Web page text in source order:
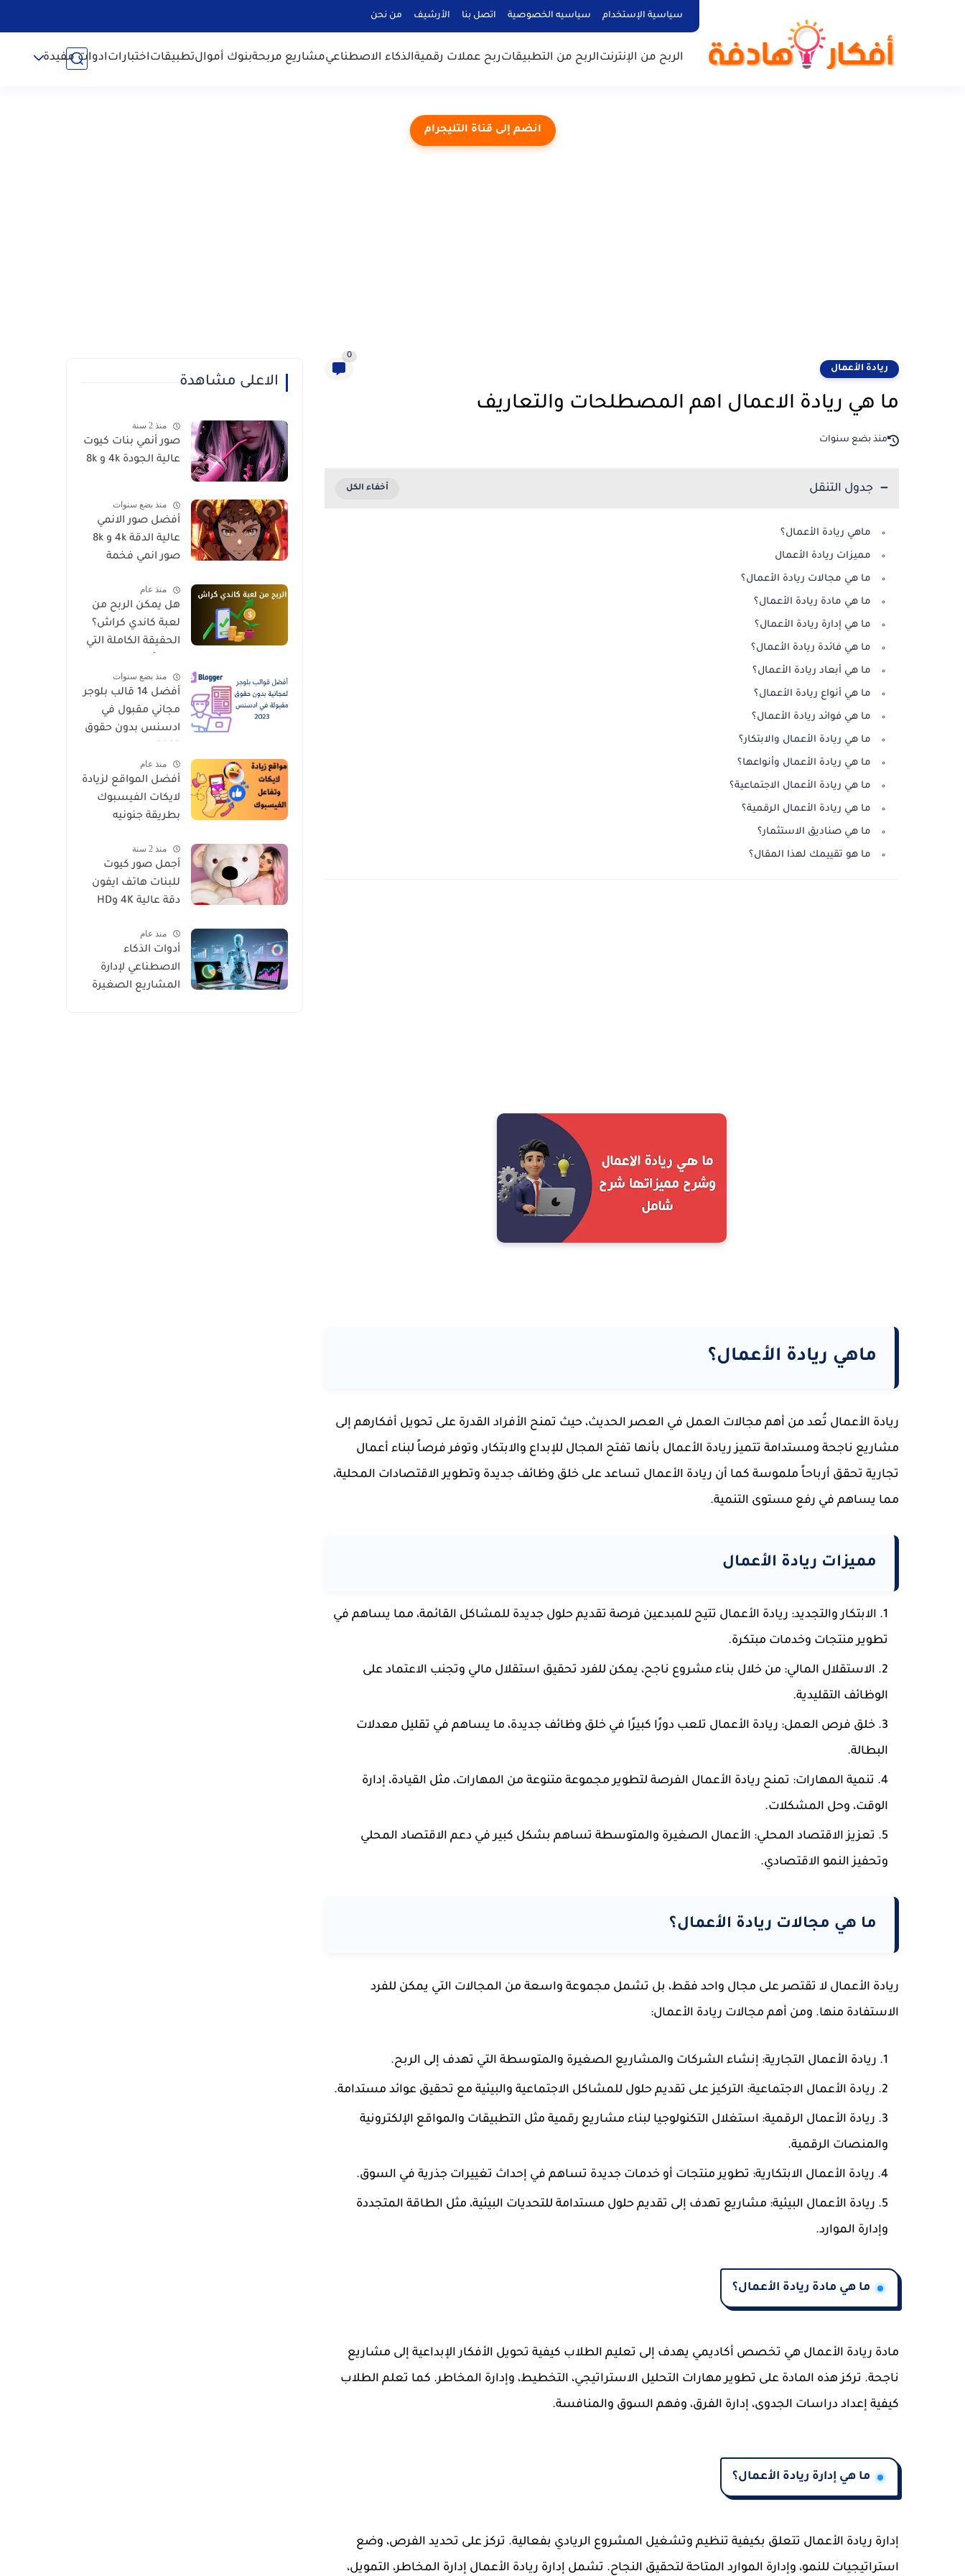
سياسية الإستخدام سياسيه الخصوصية اتصل بنا الأرشيف من نحن
الربح من الإنترنتالربح من التطبيقاتربح عملات رقميةالذكاء الاصطناعيمشاريع مربحةبنوك أموالتطبيقاتاختباراتادوات مفيدة
انضم إلى قناة التليجرام
ريادة الأعمال
0
ما هي ريادة الاعمال اهم المصطلحات والتعاريف
منذ بضع سنوات
جدول التنقل
ماهي ريادة الأعمال؟
مميزات ريادة الأعمال
ما هي مجالات ريادة الأعمال؟
ما هي مادة ريادة الأعمال؟
ما هي إدارة ريادة الأعمال؟
ما هي فائدة ريادة الأعمال؟
ما هي أبعاد ريادة الأعمال؟
ما هي أنواع ريادة الأعمال؟
ما هي فوائد ريادة الأعمال؟
ما هي ريادة الأعمال والابتكار؟
ما هي ريادة الأعمال وأنواعها؟
ما هي ريادة الأعمال الاجتماعية؟
ما هي ريادة الأعمال الرقمية؟
ما هي صناديق الاستثمار؟
ما هو تقييمك لهذا المقال؟
ماهي ريادة الأعمال؟
ريادة الأعمال تُعد من أهم مجالات العمل في العصر الحديث، حيث تمنح الأفراد القدرة على تحويل أفكارهم إلى
مشاريع ناجحة ومستدامة تتميز ريادة الأعمال بأنها تفتح المجال للإبداع والابتكار، وتوفر فرصاً لبناء أعمال
تجارية تحقق أرباحاً ملموسة كما أن ريادة الأعمال تساعد على خلق وظائف جديدة وتطوير الاقتصادات المحلية،
مما يساهم في رفع مستوى التنمية.
مميزات ريادة الأعمال
الابتكار والتجديد: ريادة الأعمال تتيح للمبدعين فرصة تقديم حلول جديدة للمشاكل القائمة، مما يساهم في
تطوير منتجات وخدمات مبتكرة.
الاستقلال المالي: من خلال بناء مشروع ناجح، يمكن للفرد تحقيق استقلال مالي وتجنب الاعتماد على
الوظائف التقليدية.
خلق فرص العمل: ريادة الأعمال تلعب دورًا كبيرًا في خلق وظائف جديدة، ما يساهم في تقليل معدلات
البطالة.
تنمية المهارات: تمنح ريادة الأعمال الفرصة لتطوير مجموعة متنوعة من المهارات، مثل القيادة، إدارة
الوقت، وحل المشكلات.
تعزيز الاقتصاد المحلي: الأعمال الصغيرة والمتوسطة تساهم بشكل كبير في دعم الاقتصاد المحلي
وتحفيز النمو الاقتصادي.
ما هي مجالات ريادة الأعمال؟
ريادة الأعمال لا تقتصر على مجال واحد فقط، بل تشمل مجموعة واسعة من المجالات التي يمكن للفرد
الاستفادة منها. ومن أهم مجالات ريادة الأعمال:
ريادة الأعمال التجارية: إنشاء الشركات والمشاريع الصغيرة والمتوسطة التي تهدف إلى الربح.
ريادة الأعمال الاجتماعية: التركيز على تقديم حلول للمشاكل الاجتماعية والبيئية مع تحقيق عوائد مستدامة.
ريادة الأعمال الرقمية: استغلال التكنولوجيا لبناء مشاريع رقمية مثل التطبيقات والمواقع الإلكترونية
والمنصات الرقمية.
ريادة الأعمال الابتكارية: تطوير منتجات أو خدمات جديدة تساهم في إحداث تغييرات جذرية في السوق.
ريادة الأعمال البيئية: مشاريع تهدف إلى تقديم حلول مستدامة للتحديات البيئية، مثل الطاقة المتجددة
وإدارة الموارد.
ما هي مادة ريادة الأعمال؟
مادة ريادة الأعمال هي تخصص أكاديمي يهدف إلى تعليم الطلاب كيفية تحويل الأفكار الإبداعية إلى مشاريع
ناجحة. تركز هذه المادة على تطوير مهارات التحليل الاستراتيجي، التخطيط، وإدارة المخاطر. كما تعلم الطلاب
كيفية إعداد دراسات الجدوى، إدارة الفرق، وفهم السوق والمنافسة.
ما هي إدارة ريادة الأعمال؟
إدارة ريادة الأعمال تتعلق بكيفية تنظيم وتشغيل المشروع الريادي بفعالية. تركز على تحديد الفرص، وضع
استراتيجيات للنمو، وإدارة الموارد المتاحة لتحقيق النجاح. تشمل إدارة ريادة الأعمال إدارة المخاطر، التمويل،
الاعلى مشاهدة
منذ 2 سنة
صور أنمي بنات كيوت
عالية الجودة 4k و 8k
منذ بضع سنوات
أفضل صور الانمي
عالية الدقة 4k و 8k
صور انمي فخمة
منذ عام
هل يمكن الربح من
لعبة كاندي كراش؟
الحقيقة الكاملة التي
منذ بضع سنوات
أفضل 14 قالب بلوجر
مجاني مقبول في
ادسنس بدون حقوق
منذ عام
أفضل المواقع لزيادة
لايكات الفيسبوك
بطريقة جنونيه
منذ 2 سنة
أجمل صور كيوت
للبنات هاتف ايفون
دقة عالية 4K وHD
منذ عام
أدوات الذكاء
الاصطناعي لإدارة
المشاريع الصغيرة